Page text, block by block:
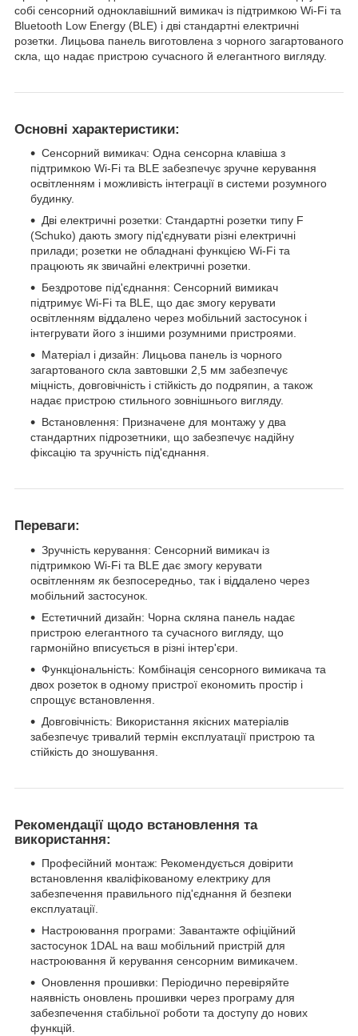
собі сенсорний одноклавішний вимикач із підтримкою Wi-Fi та
Bluetooth Low Energy (BLE) і дві стандартні електричні
розетки. Лицьова панель виготовлена з чорного загартованого
скла, що надає пристрою сучасного й елегантного вигляду.
Основні характеристики:
Сенсорний вимикач: Одна сенсорна клавіша з
підтримкою Wi-Fi та BLE забезпечує зручне керування
освітленням і можливість інтеграції в системи розумного
будинку.
Дві електричні розетки: Стандартні розетки типу F
(Schuko) дають змогу під'єднувати різні електричні
прилади; розетки не обладнані функцією Wi-Fi та
працюють як звичайні електричні розетки.
Бездротове під'єднання: Сенсорний вимикач
підтримує Wi-Fi та BLE, що дає змогу керувати
освітленням віддалено через мобільний застосунок і
інтегрувати його з іншими розумними пристроями.
Матеріал і дизайн: Лицьова панель із чорного
загартованого скла завтовшки 2,5 мм забезпечує
міцність, довговічність і стійкість до подряпин, а також
надає пристрою стильного зовнішнього вигляду.
Встановлення: Призначене для монтажу у два
стандартних підрозетники, що забезпечує надійну
фіксацію та зручність під'єднання.
Переваги:
Зручність керування: Сенсорний вимикач із
підтримкою Wi-Fi та BLE дає змогу керувати
освітленням як безпосередньо, так і віддалено через
мобільний застосунок.
Естетичний дизайн: Чорна скляна панель надає
пристрою елегантного та сучасного вигляду, що
гармонійно вписується в різні інтер'єри.
Функціональність: Комбінація сенсорного вимикача та
двох розеток в одному пристрої економить простір і
спрощує встановлення.
Довговічність: Використання якісних матеріалів
забезпечує тривалий термін експлуатації пристрою та
стійкість до зношування.
Рекомендації щодо встановлення та
використання:
Професійний монтаж: Рекомендується довірити
встановлення кваліфікованому електрику для
забезпечення правильного під'єднання й безпеки
експлуатації.
Настроювання програми: Завантажте офіційний
застосунок 1DAL на ваш мобільний пристрій для
настроювання й керування сенсорним вимикачем.
Оновлення прошивки: Періодично перевіряйте
наявність оновлень прошивки через програму для
забезпечення стабільної роботи та доступу до нових
функцій.